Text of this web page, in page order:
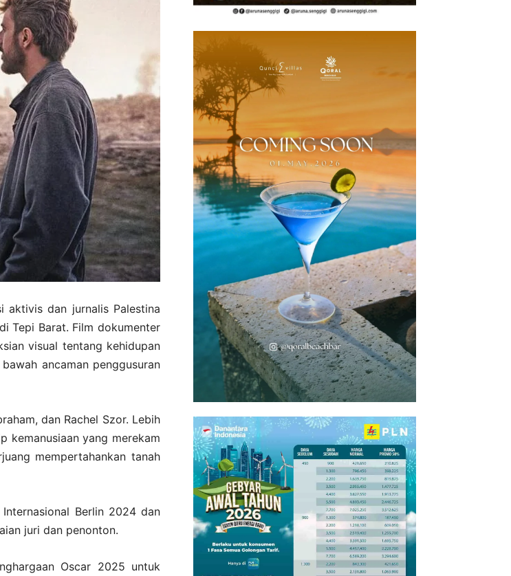
aktivis dan jurnalis Palestina
Tepi Barat. Film dokumenter
visual tentang kehidupan
ancaman penggusuran
dan Rachel Szor. Lebih
kemanusiaan yang merekam
mempertahankan tanah
Berlin 2024 dan
juri dan penonton.
Oscar 2025 untuk